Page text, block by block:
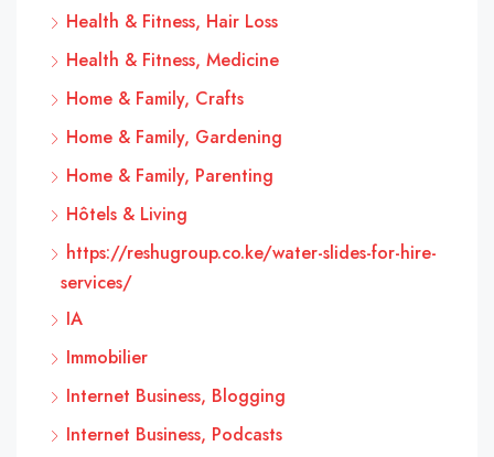
Health & Fitness, Hair Loss
Health & Fitness, Medicine
Home & Family, Crafts
Home & Family, Gardening
Home & Family, Parenting
Hôtels & Living
https://reshugroup.co.ke/water-slides-for-hire-
services/
IA
Immobilier
Internet Business, Blogging
Internet Business, Podcasts